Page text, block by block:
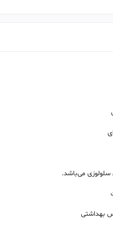
سلولوزی می‌باشد.
بهداشتی